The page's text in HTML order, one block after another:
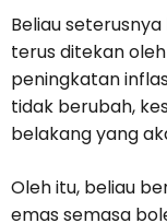
Beliau
terus ditekan
peningkatan
tidak berubah,
belakang yang
Oleh itu, beliau
emas semasa